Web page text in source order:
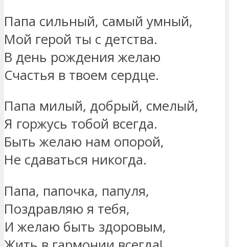
Папа сильный, самый умный,
Мой герой ты с детства.
В день рождения желаю
Счастья в твоем сердце.
Папа милый, добрый, смелый,
Я горжусь тобой всегда.
Быть желаю нам опорой,
Не сдаваться никогда.
Папа, папочка, папуля,
Поздравляю я тебя,
И желаю быть здоровым,